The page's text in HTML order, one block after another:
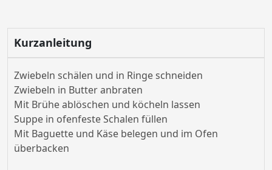
Kurzanleitung
Zwiebeln schälen und in Ringe schneiden
Zwiebeln in Butter anbraten
Mit Brühe ablöschen und köcheln lassen
Suppe in ofenfeste Schalen füllen
Mit Baguette und Käse belegen und im Ofen
überbacken